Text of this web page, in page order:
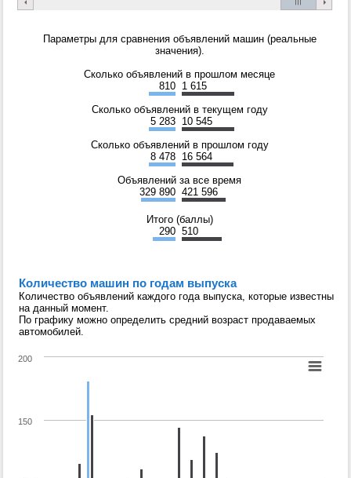
Параметры для сравнения объявлений машин (реальные
значения).
Сколько объявлений в прошлом месяце
810 1 615
Сколько объявлений в текущем году
5 283 10 545
Сколько объявлений в прошлом году
8 478 16 564
Объявлений за все время
329 890 421 596
Итого (баллы)
290 510
Количество машин по годам выпуска
Количество объявлений каждого года выпуска, которые известны
на данный момент.
По графику можно определить средний возраст продаваемых
автомобилей.
150
200